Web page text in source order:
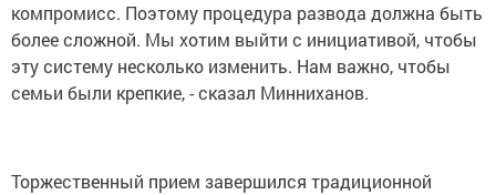
компромисс. Поэтому процедура развода должна быть
более сложной. Мы хотим выйти с инициативой, чтобы
эту систему несколько изменить. Нам важно, чтобы
семьи были крепкие, - сказал Минниханов.
Торжественный прием завершился традиционной